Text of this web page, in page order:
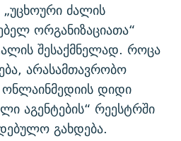
ძალის
ორგანიზაციათა“
შესაქმნელად. როცა
არასამთავრობო
ონლაინმედიის დიდი
აგენტების“ რეესტრში
გახდება.